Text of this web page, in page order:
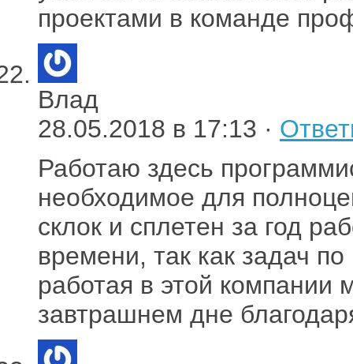
проектами в команде
Влад
28.05.2018 в 17:13 ·
Работаю здесь
необходимое для
склок и сплетен за год
времени, так как задач
работая в этой
завтрашнем дне